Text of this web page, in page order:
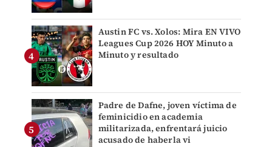
Austin FC vs. Xolos: Mira EN VIVO
Leagues Cup 2026 HOY Minuto a
Minuto y resultado
Padre de Dafne, joven víctima de
feminicidio en academia
militarizada, enfrentará juicio
acusado de haberla vi